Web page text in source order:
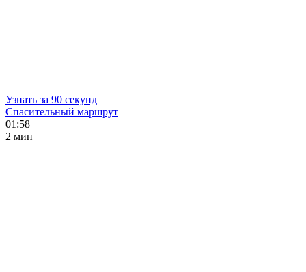
Узнать за 90 секунд
Спасительный маршрут
01:58
2 мин